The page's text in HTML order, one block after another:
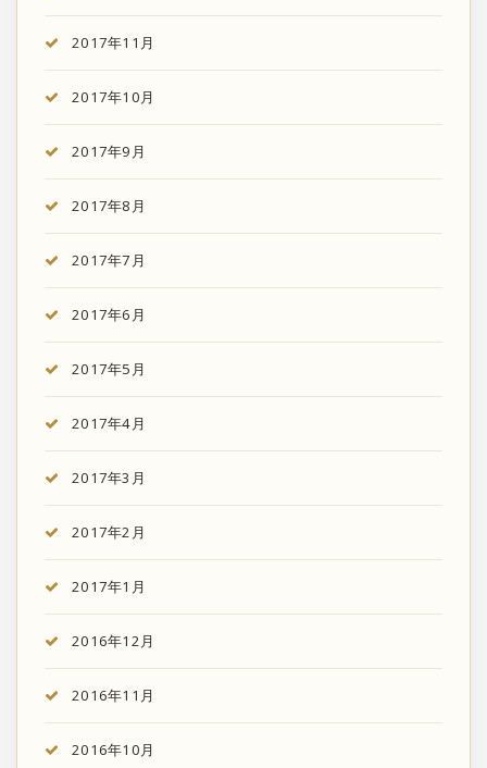
2017年11月
2017年10月
2017年9月
2017年8月
2017年7月
2017年6月
2017年5月
2017年4月
2017年3月
2017年2月
2017年1月
2016年12月
2016年11月
2016年10月